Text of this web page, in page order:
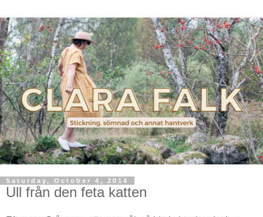
Saturday, October 4, 2014
Ull från den feta katten